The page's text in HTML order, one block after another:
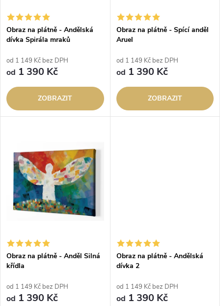
p
r
o
d
u
ů
p
r
o
d
u
k
ů
Obraz na plátně - Andělská
dívka Spirála mraků
od 1 149 Kč bez DPH
od 1 390 Kč
ZOBRAZIT
Obraz na plátně - Spící anděl
Aruel
od 1 149 Kč bez DPH
od 1 390 Kč
ZOBRAZIT
Obraz na plátně - Anděl Silná
křídla
od 1 149 Kč bez DPH
od 1 390 Kč
Obraz na plátně - Andělská
dívka 2
od 1 149 Kč bez DPH
od 1 390 Kč